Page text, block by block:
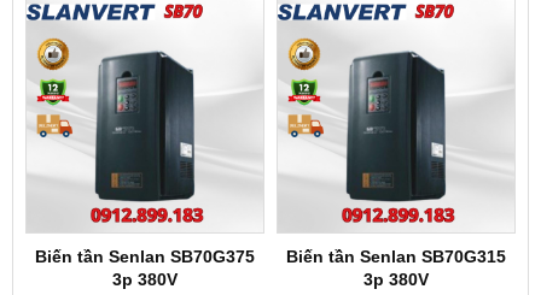
Biến tần Senlan SB70G375
3p 380V
Biến tần Senlan SB70G315
3p 380V